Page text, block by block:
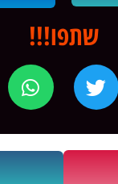
שתפו!!!